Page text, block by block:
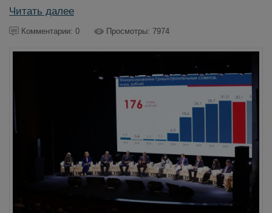
Читать далее
Комментарии: 0 Просмотры: 7974